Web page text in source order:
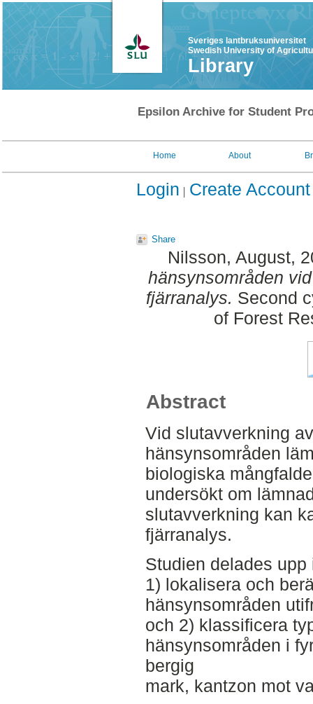
Sveriges lantbruksuniversitet
Swedish University of
Library
Epsilon Archive for Student
Home About
Login Create Account
Share
Nilsson, August,
hänsynsområden
fjärranalys. Second
of Forest
Abstract
Vid slutavverkning
hänsynsområden
biologiska
undersökt om
slutavverkning kan
fjärranalys.
Studien delades
1) lokalisera och
hänsynsområden
och 2) klassificera
hänsynsområden i
bergig
mark, kantzon mot